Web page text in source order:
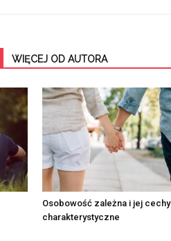
WIĘCEJ OD AUTORA
Osobowość zależna i jej cechy
charakterystyczne